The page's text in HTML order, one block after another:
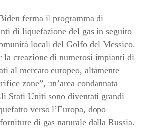
ferma il programma di
di liquefazione del gas in seguito
locali del Golfo del Messico.
la creazione di numerosi impianti di
al mercato europeo, altamente
zone”, un’area condannata
Stati Uniti sono diventati grandi
verso l’Europa, dopo
di gas naturale dalla Russia.